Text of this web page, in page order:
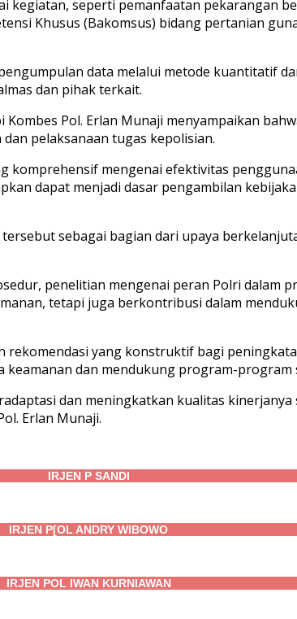
kegiatan, seperti pemanfaatan pekarangan
Khusus (Bakomsus) bidang pertanian
data melalui metode kuantitatif
dan pihak terkait.
Kombes Pol. Erlan Munaji menyampaikan
pelaksanaan tugas kepolisian.
mengenai efektivitas
dapat menjadi dasar pengambilan
sebagai bagian dari upaya
penelitian mengenai peran Polri dalam
tetapi juga berkontribusi dalam
yang konstruktif bagi
dan mendukung program-
dan meningkatkan kualitas
Erlan Munaji.
IRJEN P SANDI
IRJEN P[OL ANDRY WIBOWO
IRJEN POL IWAN KURNIAWAN